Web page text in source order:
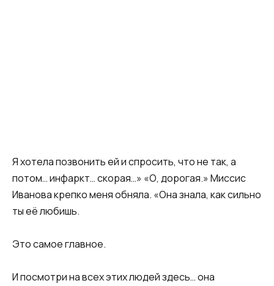
Я хотела позвонить ей и спросить, что не так, а
потом… инфаркт… скорая…» «О, дорогая.» Миссис
Иванова крепко меня обняла. «Она знала, как сильно
ты её любишь.
Это самое главное.
И посмотри на всех этих людей здесь… она